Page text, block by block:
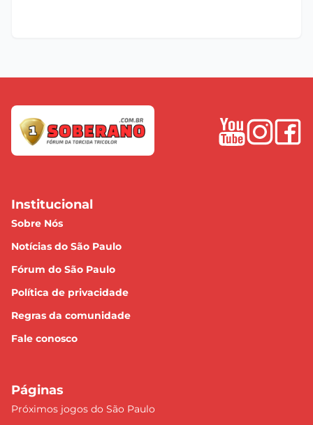
Institucional
Sobre Nós
Notícias do São Paulo
Fórum do São Paulo
Política de privacidade
Regras da comunidade
Fale conosco
Páginas
Próximos jogos do São Paulo